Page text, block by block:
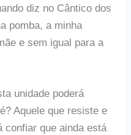
diz no Cântico dos
pomba, a minha
e sem igual para a
unidade poderá
Aquele que resiste e
confiar que ainda está